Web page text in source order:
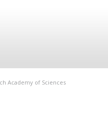
Academy of Sciences